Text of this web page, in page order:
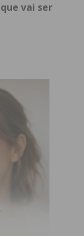
vai ser